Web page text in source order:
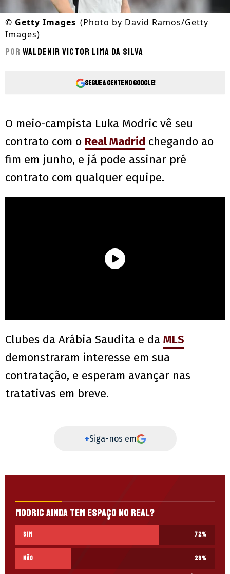
© Getty Images (Photo by David Ramos/Getty
Images)
Por Waldenir Victor Lima Da Silva
Segue a gente no Google!
O meio-campista Luka Modric vê seu
contrato com o Real Madrid chegando ao
fim em junho, e já pode assinar pré
contrato com qualquer equipe.
Clubes da Arábia Saudita e da MLS
demonstraram interesse em sua
contratação, e esperam avançar nas
tratativas em breve.
+Siga-nos em
Modric ainda tem espaço no Real?
Sim 72%
Não 28%